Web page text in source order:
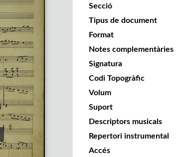
Secció
Tipus de document
Format
Notes complementàries
Signatura
Codi Topogràfic
Volum
Suport
Descriptors musicals
Repertori instrumental
Accés